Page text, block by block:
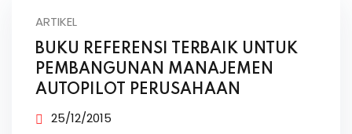
ARTIKEL
BUKU REFERENSI TERBAIK UNTUK
PEMBANGUNAN MANAJEMEN
AUTOPILOT PERUSAHAAN
25/12/2015